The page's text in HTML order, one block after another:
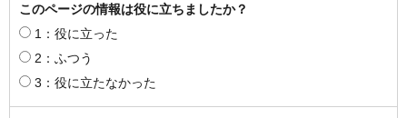
このページの情報は役に立ちましたか？
1：役に立った
2：ふつう
3：役に立たなかった